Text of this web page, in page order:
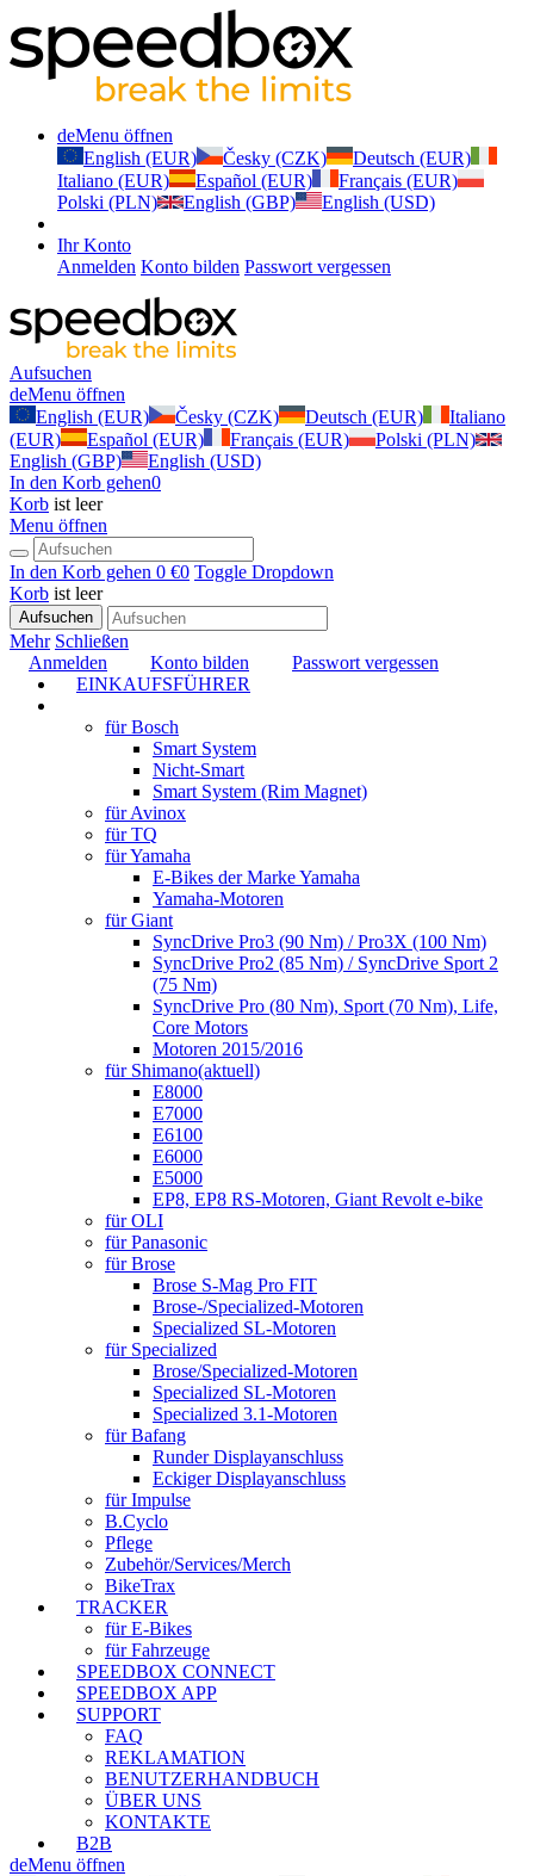
deMenu öffnen
English (EUR)
Česky (CZK)
Deutsch (EUR)
Italiano (EUR)
Español (EUR)
Français (EUR)
Polski (PLN)
English (GBP) English (USD)
Ihr Konto
Anmelden Konto bilden Passwort vergessen
Aufsuchen
deMenu öffnen
English (EUR)
Česky (CZK) Deutsch (EUR)
Italiano
(EUR)
Español (EUR) Français (EUR)
Polski (PLN)
English (GBP)
English (USD)
In den Korb gehen0
Korb ist leer
Menu öffnen
In den Korb gehen 0 €0 Toggle Dropdown
Korb ist leer
Aufsuchen
Mehr Schließen
Anmelden
Konto bilden
Passwort vergessen
EINKAUFSFÜHRER
für Bosch
Smart System
Nicht-Smart
Smart System (Rim Magnet)
für Avinox
für TQ
für Yamaha
E-Bikes der Marke Yamaha
Yamaha-Motoren
für Giant
SyncDrive Pro3 (90 Nm) / Pro3X (100 Nm)
SyncDrive Pro2 (85 Nm) / SyncDrive Sport 2
(75 Nm)
SyncDrive Pro (80 Nm), Sport (70 Nm), Life,
Core Motors
Motoren 2015/2016
für Shimano(aktuell)
E8000
E7000
E6100
E6000
E5000
EP8, EP8 RS-Motoren, Giant Revolt e-bike
für OLI
für Panasonic
für Brose
Brose S-Mag Pro FIT
Brose-/Specialized-Motoren
Specialized SL-Motoren
für Specialized
Brose/Specialized-Motoren
Specialized SL-Motoren
Specialized 3.1-Motoren
für Bafang
Runder Displayanschluss
Eckiger Displayanschluss
für Impulse
B.Cyclo
Pflege
Zubehör/Services/Merch
BikeTrax
TRACKER
für E-Bikes
für Fahrzeuge
SPEEDBOX CONNECT
SPEEDBOX APP
SUPPORT
FAQ
REKLAMATION
BENUTZERHANDBUCH
ÜBER UNS
KONTAKTE
B2B
deMenu öffnen